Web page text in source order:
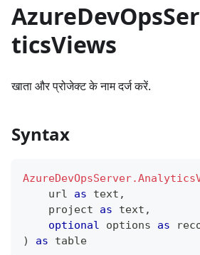
ticsViews
खाता और प्रोजेक्ट के नाम दर्ज करें.
Syntax
    url
as text ,
    project
as text ,
optional options as
)
as table